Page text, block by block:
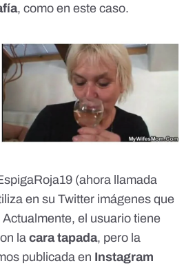
, como en este caso.
(ahora llamada
en su Twitter imágenes que
Actualmente, el usuario tiene
la cara tapada, pero la
publicada en Instagram